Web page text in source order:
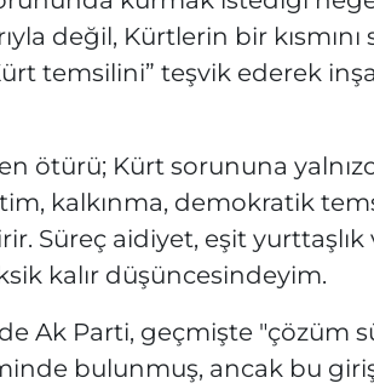
değil, Kürtlerin bir kısmını
temsilini” teşvik ederek
ötürü; Kürt sorununa
kalkınma, demokratik
Süreç aidiyet, eşit
kalır düşüncesindeyim.
Ak Parti, geçmişte "çözüm
bulunmuş, ancak bu